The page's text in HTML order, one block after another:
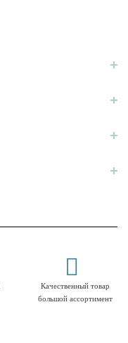
Качественный товар
большой ассортимент